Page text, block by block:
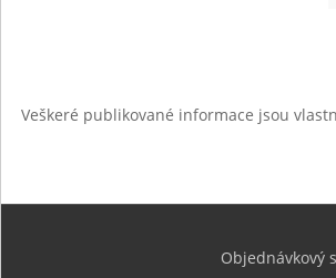
Veškeré publikované informace jsou
Objednávkový